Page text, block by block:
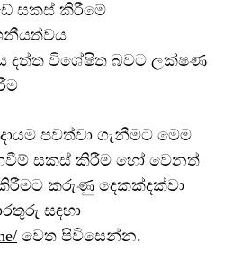
සකස් කිරීමේ
දත්ත විශේෂිත බවට ලක්ෂණ
පවත්වා ගැනීමට මෙම
සකස් කිරීම හෝ වෙනත්
කරුණු දෙකක්දක්වා
සඳහා
වෙත පිවිසෙන්න.